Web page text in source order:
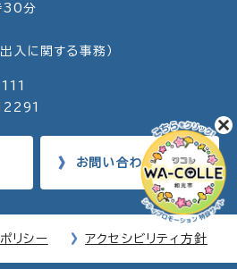
30分
入に関する事務）
お問い合わせ
リシー アクセシビリティ方針